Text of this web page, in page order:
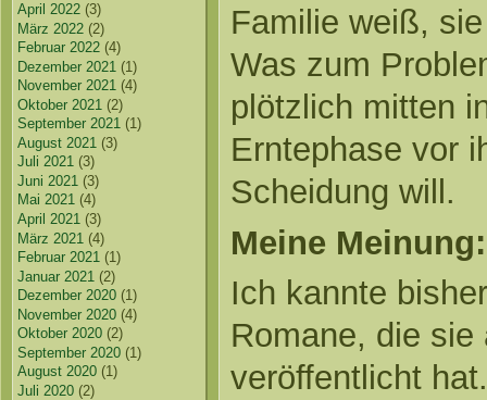
April 2022 (3)
März 2022 (2)
Februar 2022 (4)
Dezember 2021 (1)
November 2021 (4)
Oktober 2021 (2)
September 2021 (1)
August 2021 (3)
Juli 2021 (3)
Juni 2021 (3)
Mai 2021 (4)
April 2021 (3)
März 2021 (4)
Februar 2021 (1)
Januar 2021 (2)
Dezember 2020 (1)
November 2020 (4)
Oktober 2020 (2)
September 2020 (1)
August 2020 (1)
Juli 2020 (2)
Familie weiß,
Was zum
plötzlich mitten
Erntephase vor
Scheidung will.
Meine Meinung:
Ich kannte
Romane, die
veröffentlicht